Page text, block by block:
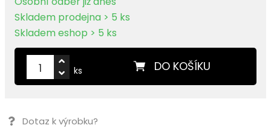
Skladem prodejna > 5 ks
Skladem eshop > 5 ks
DO KOŠÍKU
ks
Dotaz k výrobku?